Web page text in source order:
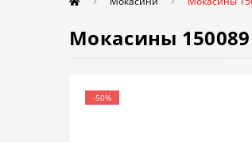
Мокасины 150089
-50%